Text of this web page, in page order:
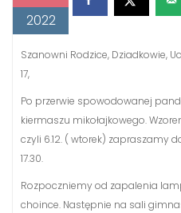
2022
Szanowni Rodzice, Dziadkowie,
17,
Po przerwie spowodowanej
kiermaszu mikołajkowego.
czyli 6.12. ( wtorek) zapraszamy
17.30.
Rozpoczniemy od zapalenia
choince. Następnie na sali